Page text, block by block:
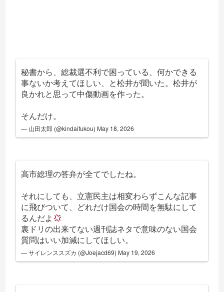
秘書から、総裁選不利で困っている、何かできる
事ないか考えてほしい、と松井が聞いた。松井が
良かれと思って中傷動画を作った。
そんだけ。
— 山田太郎 (@kindaifukou) May 18, 2026
高市総理の答弁が全てでしたね。
それにしても、立憲民主は相変わらずこんな記事
に飛びついて、どれだけ国会の時間を無駄にして
るんだよ
裏ドリの出来てない週刊誌ネタで意味のない国会
質問はいい加減にしてほしい。
— サイレンススズカ (@Joejacd69) May 19, 2026